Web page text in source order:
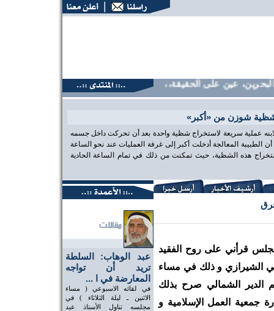
عين على الحقيقة،، منتديات البحرين، عين على
شوزن من «أكبر»
عملية سريعة لاستخراج شظية واحدة بعد أن تحركت داخل جسمه
المعالجة أدخلت أكبر إلى غرفة العمليات عند نحو الساعة
هذه الشظية، حيث تمكنت من ذلك في تمام الساعة الحادية
عبد الوهاب: السلطة
تريد أن تواجه
المعارضة في ا ...
في لقائه الاسبوعي ( مساء
الاثنين ـ ليلة الثلاثاء ) في
مجلسه تناول الأستاذ عبد
مجلس قرأني على روح الفقيد
الشيرازي و ذلك في مساء
الدير الشمالي صرح بذلك
العمل الإسلامية و